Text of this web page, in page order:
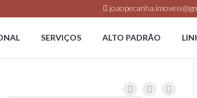
SERVIÇOS ALTO PADRÃO